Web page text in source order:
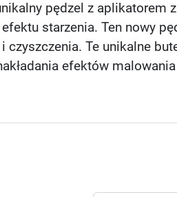
pędzel z aplikatorem
starzenia. Ten nowy
Te unikalne
efektów